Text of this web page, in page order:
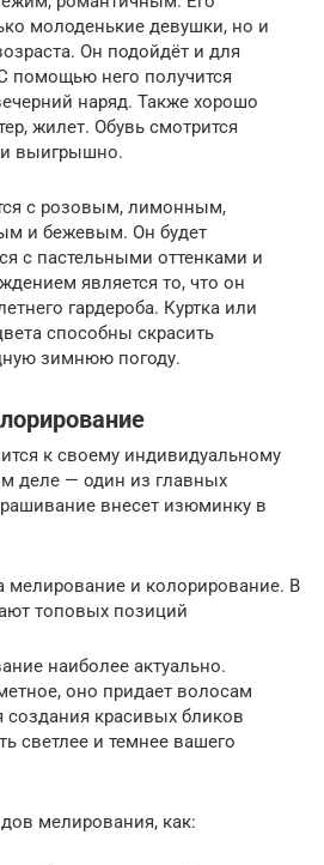
молоденькие девушки, но и
Он подойдёт и для
помощью него получится
наряд. Также хорошо
жилет. Обувь смотрится
и выигрышно.
с розовым, лимонным,
и бежевым. Он будет
с пастельными оттенками и
является то, что он
гардероба. Куртка или
способны скрасить
зимнюю погоду.
к своему индивидуальному
деле — один из главных
внесет изюминку в
мелирование и колорирование. В
топовых позиций
наиболее актуально.
оно придает волосам
создания красивых бликов
светлее и темнее вашего
мелирования, как: